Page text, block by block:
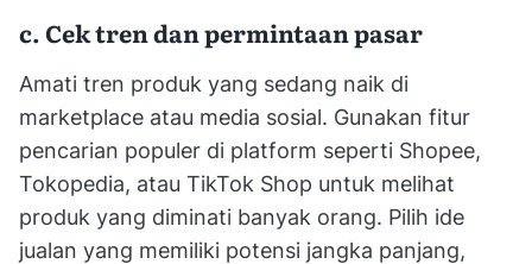
c. Cek tren dan permintaan pasar
Amati tren produk yang sedang naik di
marketplace atau media sosial. Gunakan fitur
pencarian populer di platform seperti Shopee,
Tokopedia, atau TikTok Shop untuk melihat
produk yang diminati banyak orang. Pilih ide
jualan yang memiliki potensi jangka panjang,